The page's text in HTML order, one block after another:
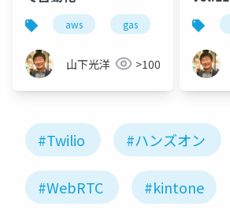
aws gas twilio
山下光洋 >100
#Twilio #ハンズオン
#WebRTC #kintone